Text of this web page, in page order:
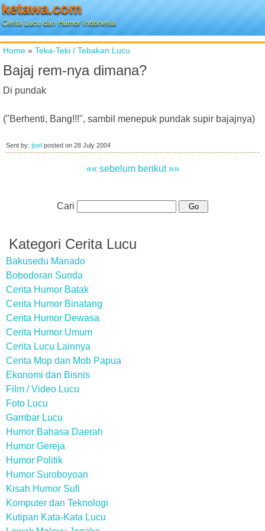
ketawa.com
Cerita Lucu dan Humor Indonesia
Home » Teka-Teki / Tebakan Lucu
Bajaj rem-nya dimana?
Di pundak
("Berhenti, Bang!!!", sambil menepuk pundak supir bajajnya)
Sent by: ijoel posted on 28 July 2004
«« sebelum berikut »»
Cari
Kategori Cerita Lucu
Bakusedu Manado
Bobodoran Sunda
Cerita Humor Batak
Cerita Humor Binatang
Cerita Humor Dewasa
Cerita Humor Umum
Cerita Lucu Lainnya
Cerita Mop dan Mob Papua
Ekonomi dan Bisnis
Film / Video Lucu
Foto Lucu
Gambar Lucu
Humor Bahasa Daerah
Humor Gereja
Humor Politik
Humor Suroboyoan
Kisah Humor Sufi
Komputer dan Teknologi
Kutipan Kata-Kata Lucu